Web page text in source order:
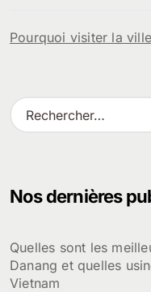
Pourquoi visiter la
R
e
r
e
r
Nos dernières
Quelles sont les
Danang et quelles
Vietnam